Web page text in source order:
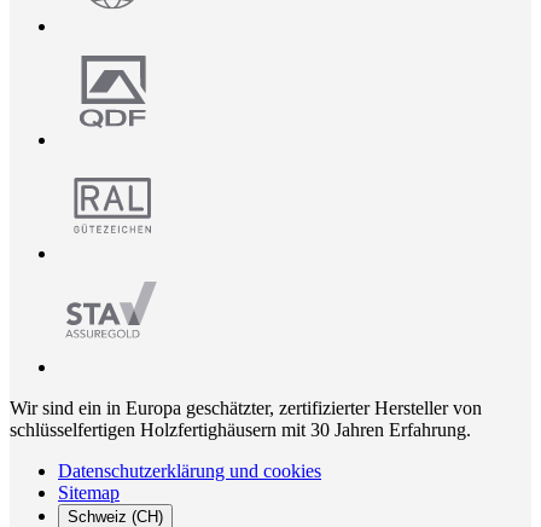
Wir sind ein in Europa geschätzter, zertifizierter Hersteller von
schlüsselfertigen Holzfertighäusern mit 30 Jahren Erfahrung.
Datenschutzerklärung und cookies
Sitemap
Schweiz (CH)